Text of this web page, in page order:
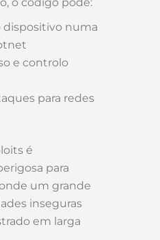
o código pode:
dispositivo numa
e controlo
para redes
é
para
um grande
inseguras
em larga